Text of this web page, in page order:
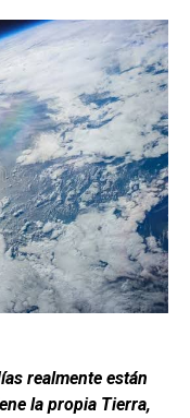
realmente están
la propia Tierra,